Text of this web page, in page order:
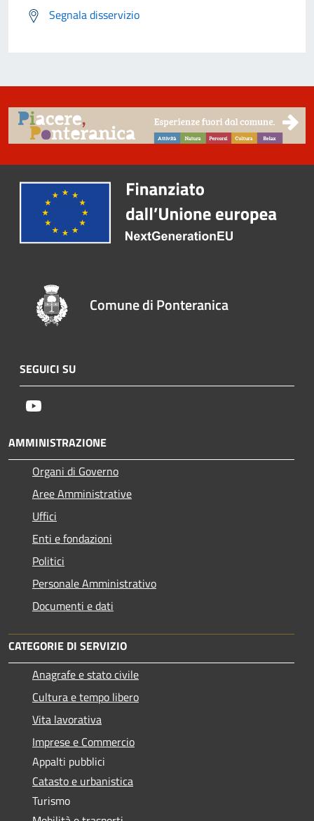
Segnala disservizio
Comune di Ponteranica
SEGUICI SU
AMMINISTRAZIONE
Organi di Governo
Aree Amministrative
Uffici
Enti e fondazioni
Politici
Personale Amministrativo
Documenti e dati
CATEGORIE DI SERVIZIO
Anagrafe e stato civile
Cultura e tempo libero
Vita lavorativa
Imprese e Commercio
Appalti pubblici
Catasto e urbanistica
Turismo